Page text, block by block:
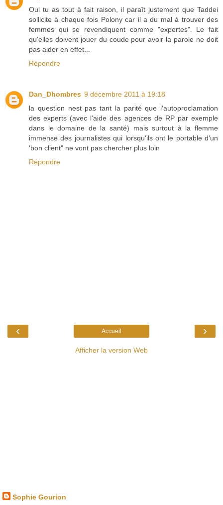
Oui tu as tout à fait raison, il paraît justement que Taddei
sollicite à chaque fois Polony car il a du mal à trouver des
femmes qui se revendiquent comme "expertes". Le fait
qu'elles doivent jouer du coude pour avoir la parole ne doit
pas aider en effet...
Répondre
Dan_Dhombres 9 décembre 2011 à 19:18
la question nest pas tant la parité que l'autoproclamation
des experts (avec l'aide des agences de RP par exemple
dans le domaine de la santé) mais surtout à la flemme
immense des journalistes qui lorsqu'ils ont le portable d'un
'bon client" ne vont pas chercher plus loin
Répondre
‹ ›
Accueil
Afficher la version Web
Sophie Gourion